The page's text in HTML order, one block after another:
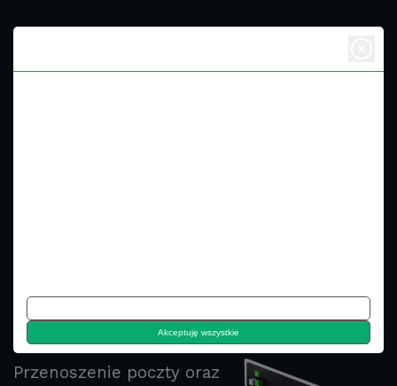
oraz poczty
Przenoszenie poczty oraz
Akceptuję wszystkie